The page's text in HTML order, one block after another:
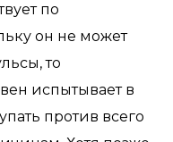
по
он не может
то
испытывает в
против всего